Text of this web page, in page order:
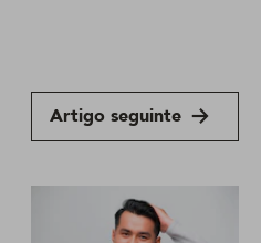
Artigo seguinte